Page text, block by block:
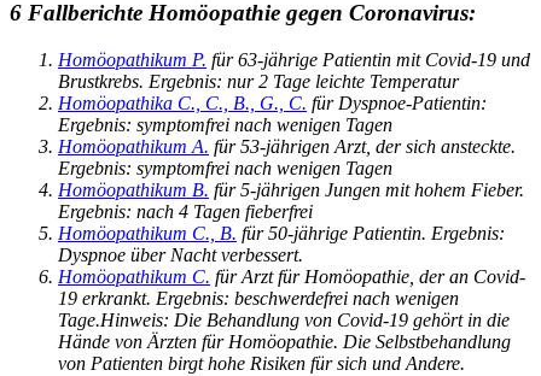
6 Fallberichte Homöopathie gegen Coronavirus:
Homöopathikum P. für 63-jährige Patientin mit Covid-19 und
Brustkrebs. Ergebnis: nur 2 Tage leichte Temperatur
Homöopathika C., C., B., G., C. für Dyspnoe-Patientin:
Ergebnis: symptomfrei nach wenigen Tagen
Homöopathikum A. für 53-jährigen Arzt, der sich ansteckte.
Ergebnis: symptomfrei nach wenigen Tagen
Homöopathikum B. für 5-jährigen Jungen mit hohem Fieber.
Ergebnis: nach 4 Tagen fieberfrei
Homöopathikum C., B. für 50-jährige Patientin. Ergebnis:
Dyspnoe über Nacht verbessert.
Homöopathikum C. für Arzt für Homöopathie, der an Covid-
19 erkrankt. Ergebnis: beschwerdefrei nach wenigen
Tage.Hinweis: Die Behandlung von Covid-19 gehört in die
Hände von Ärzten für Homöopathie. Die Selbstbehandlung
von Patienten birgt hohe Risiken für sich und Andere.